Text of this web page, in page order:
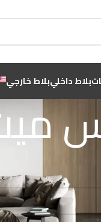
بلاط داخليبلاط خارجي